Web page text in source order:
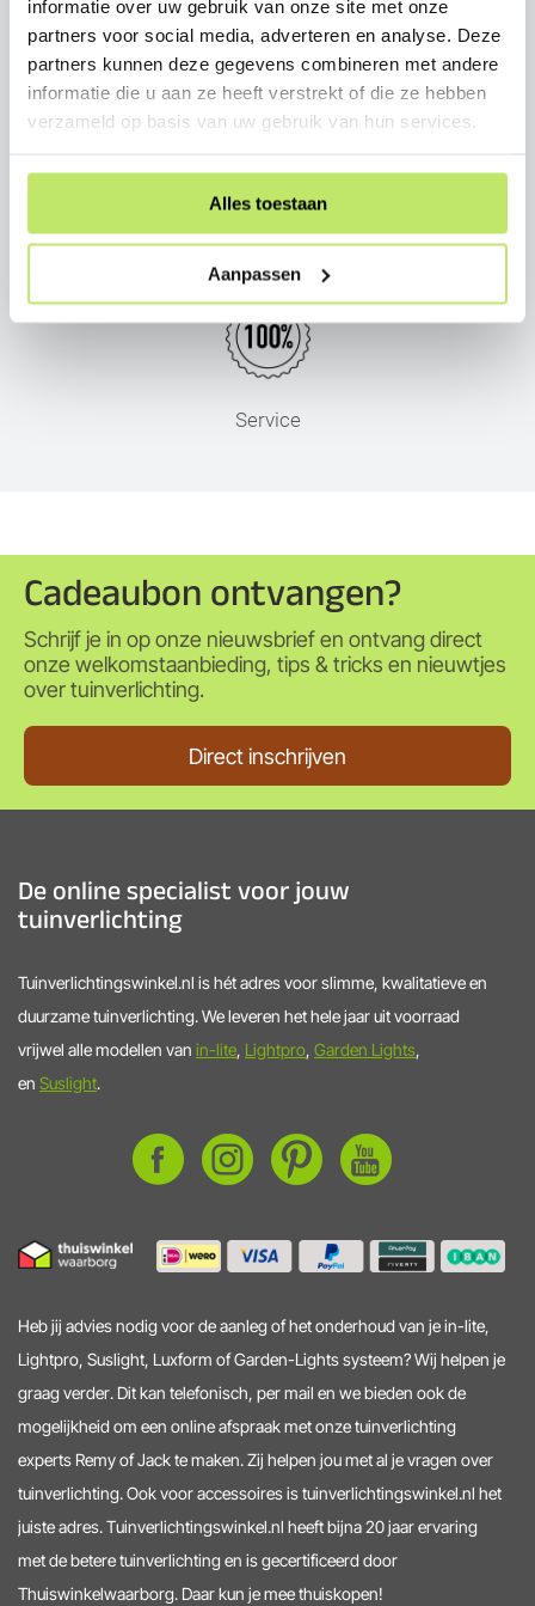
informatie over uw gebruik van onze site met onze
partners voor social media, adverteren en analyse. Deze
partners kunnen deze gegevens combineren met andere
informatie die u aan ze heeft verstrekt of die ze hebben
verzameld op basis van uw gebruik van hun services.
Alles toestaan
Aanpassen
Snel thuisbezorgd
Service
Cadeaubon ontvangen?
Schrijf je in op onze nieuwsbrief en ontvang direct
onze welkomstaanbieding, tips & tricks en nieuwtjes
over tuinverlichting.
Direct inschrijven
De online specialist voor jouw
tuinverlichting
Tuinverlichtingswinkel.nl is hét adres voor slimme, kwalitatieve en
duurzame tuinverlichting. We leveren het hele jaar uit voorraad
vrijwel alle modellen van in-lite, Lightpro, Garden Lights,
en Suslight.
Heb jij advies nodig voor de aanleg of het onderhoud van je in-lite,
Lightpro, Suslight, Luxform of Garden-Lights systeem? Wij helpen je
graag verder. Dit kan telefonisch, per mail en we bieden ook de
mogelijkheid om een online afspraak met onze tuinverlichting
experts Remy of Jack te maken. Zij helpen jou met al je vragen over
tuinverlichting. Ook voor accessoires is tuinverlichtingswinkel.nl het
juiste adres. Tuinverlichtingswinkel.nl heeft bijna 20 jaar ervaring
met de betere tuinverlichting en is gecertificeerd door
Thuiswinkelwaarborg. Daar kun je mee thuiskopen!